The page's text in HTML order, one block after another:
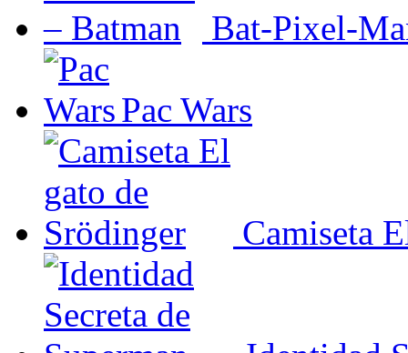
Bat-Pixel-
Pac Wars
Camiseta